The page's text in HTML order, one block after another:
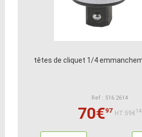
têtes de cliquet 1/4
Ref : 516.2614
70€97 HT:59€14